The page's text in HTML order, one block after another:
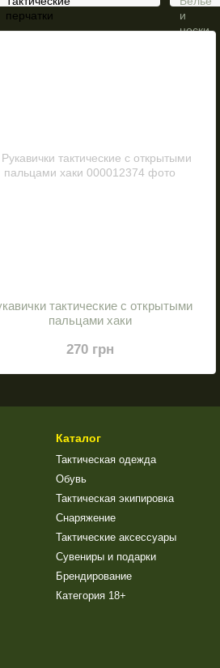
тактические с открытыми
пальцами хаки
270 грн
Каталог
Тактическая одежда
Обувь
Тактическая экипировка
Снаряжение
Тактические аксессуары
Сувениры и подарки
Брендирование
Категория 18+